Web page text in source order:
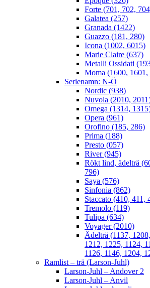
Forte (701, 702,
Galatea (257)
Granada (1422)
Guazzo (181, 280)
Icona (1002, 6015)
Marie Claire (637)
Metalli Ossidati
Moma (1600,
Serienamn: N-Ö
Nordic (938)
Nuvola (2010,
Omega (1314,
Opera (961)
Orofino (185, 286)
Prima (188)
Presto (057)
River (945)
Rökt lind, ädelträ
796)
Saya (576)
Sinfonia (862)
Staccato (410, 411,
Tremolo (119)
Tulipa (634)
Voyager (2010)
Ädelträ (1137,
1212, 1225, 1124,
1126, 1146, 1204,
Ramlist – trä (Larson-Juhl)
Larson-Juhl – Andover 2
Larson-Juhl – Anvil